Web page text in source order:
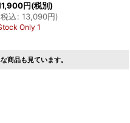
円(税別)
税込: 13,090円)
Only 1
商品も見ています。